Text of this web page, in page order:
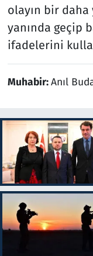
olayın bir daha
yanında geçip
ifadelerini
Muhabir:Anıl